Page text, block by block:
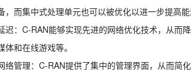
，而集中式处理单元也可以被优化以进一步提高能
迟：C-RAN能够实现先进的网络优化技术，从而
体和在线游戏等。
络管理：C-RAN提供了集中的管理界面，从而简